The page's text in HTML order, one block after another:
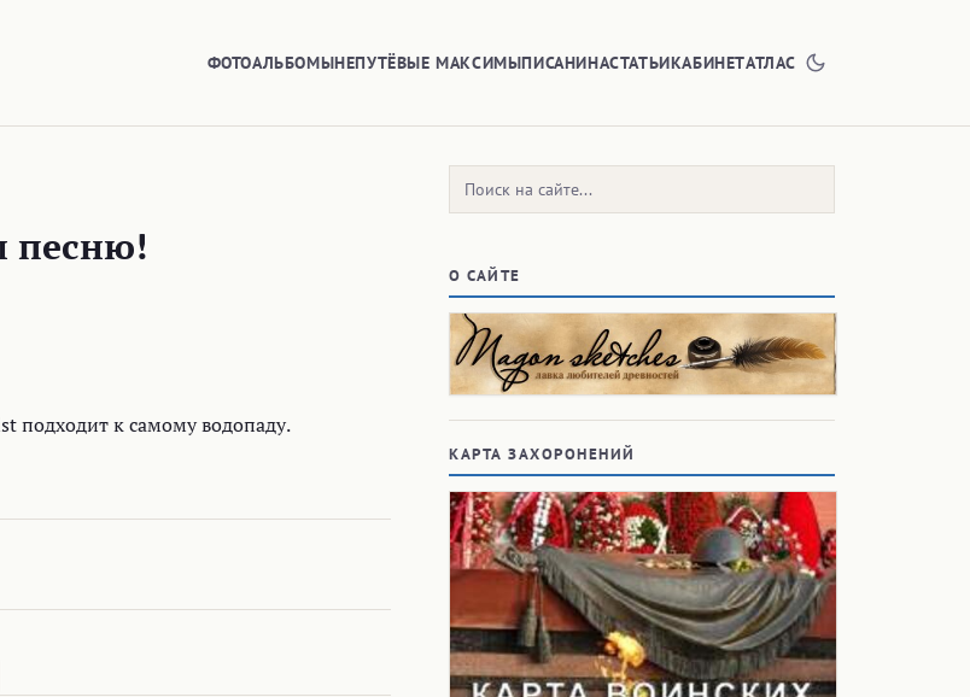
ФОТОАЛЬБОМЫНЕПУТЁВЫЕ МАКСИМЫПИСАНИНАСТАТЬИКАБИНЕТАТЛАС
песню!
подходит к самому водопаду.
Поиск:
О САЙТЕ
КАРТА ЗАХОРОНЕНИЙ